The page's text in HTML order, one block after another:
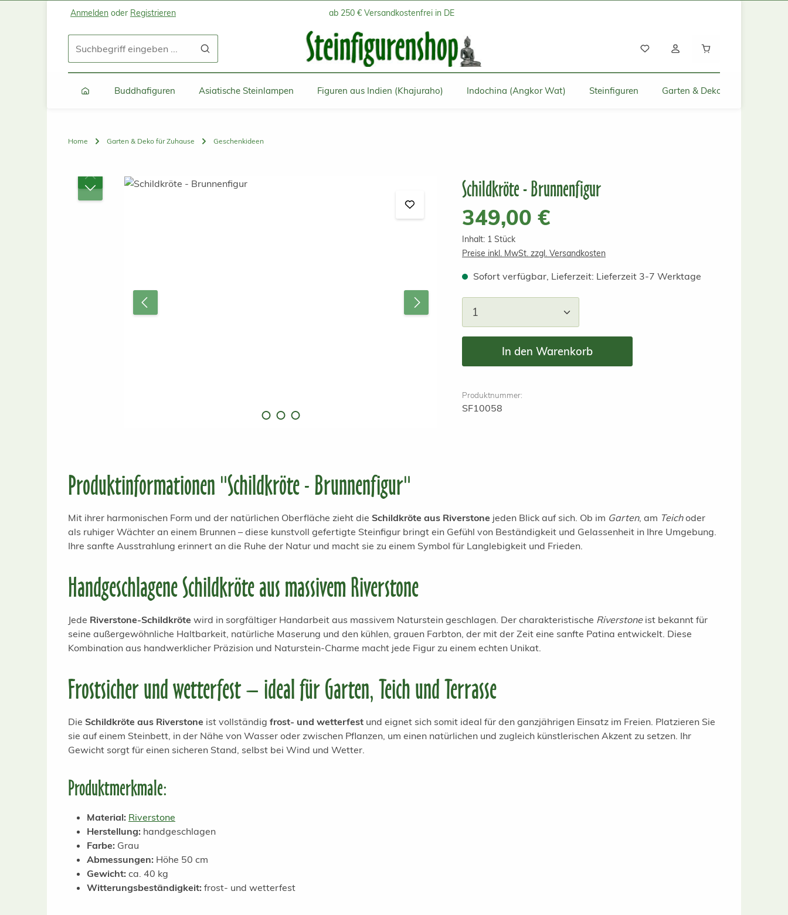
Zum Hauptinhalt springen
Zur Suche springen
Zur Hauptnavigation springen
Anmelden oder Registrieren ab 250 € Versandkostenfrei in DE
Buddhafiguren Asiatische Steinlampen Figuren aus Indien (Khajuraho) Indochina (Angkor Wat) Steinfiguren Garten & Deko für Zuhause
Home Garten & Deko für Zuhause Geschenkideen
Bildergalerie überspringen Schildkröte - Brunnenfigur
Regulärer Preis:
349,00 €
Inhalt: 1 Stück
Preise inkl. MwSt. zzgl. Versandkosten
Sofort verfügbar, Lieferzeit: Lieferzeit 3-7 Werktage
Produkt Anzahl: Gib den gewünschten Wert ein
In den Warenkorb
Produktnummer:
SF10058
Produktinformationen "Schildkröte - Brunnenfigur"
Mit ihrer harmonischen Form und der natürlichen Oberfläche zieht die Schildkröte aus Riverstone jeden Blick auf sich. Ob im Garten, am Teichoder
als ruhiger Wächter an einem Brunnen – diese kunstvoll gefertigte Steinfigur bringt ein Gefühl von Beständigkeit und Gelassenheit in Ihre Umgebung.
Ihre sanfte Ausstrahlung erinnert an die Ruhe der Natur und macht sie zu einem Symbol für Langlebigkeit und Frieden.
Handgeschlagene Schildkröte aus massivem Riverstone
Jede Riverstone-Schildkröte wird in sorgfältiger Handarbeit aus massivem Naturstein geschlagen. Der charakteristische Riverstoneist bekannt für
seine außergewöhnliche Haltbarkeit, natürliche Maserung und den kühlen, grauen Farbton, der mit der Zeit eine sanfte Patina entwickelt. Diese
Kombination aus handwerklicher Präzision und Naturstein-Charme macht jede Figur zu einem echten Unikat.
Frostsicher und wetterfest – ideal für Garten, Teich und Terrasse
Die Schildkröte aus Riverstone ist vollständig frost- und wetterfest und eignet sich somit ideal für den ganzjährigen Einsatz im Freien. Platzieren Sie
sie auf einem Steinbett, in der Nähe von Wasser oder zwischen Pflanzen, um einen natürlichen und zugleich künstlerischen Akzent zu setzen. Ihr
Gewicht sorgt für einen sicheren Stand, selbst bei Wind und Wetter.
Produktmerkmale:
Material: Riverstone
Herstellung: handgeschlagen
Farbe: Grau
Abmessungen: Höhe 50 cm
Gewicht: ca. 40 kg
Witterungsbeständigkeit: frost- und wetterfest